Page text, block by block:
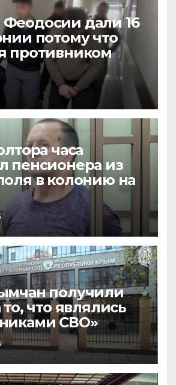
дали 16
потому что
противником
часа
пенсионера из
в колонию на
получили
что являлись
СВО»